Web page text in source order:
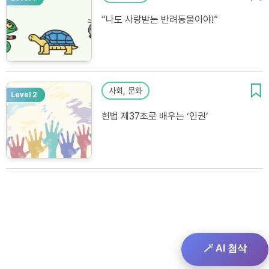
“나도 사랑받는 반려동물이야!”
Level 2 사회, 문화
헌법 제37조로 배우는 ‘인권’
🪄 AI 첨삭